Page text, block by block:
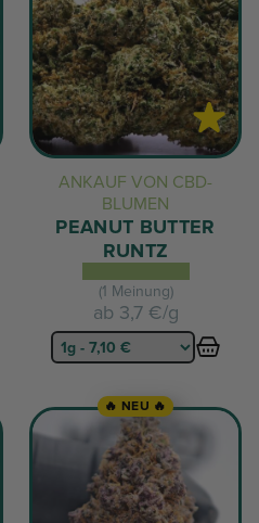
ANKAUF VON CBD-
BLUMEN
PEANUT BUTTER
RUNTZ
(1 Meinung)
ab 3,7 €/g
🔥 NEU 🔥